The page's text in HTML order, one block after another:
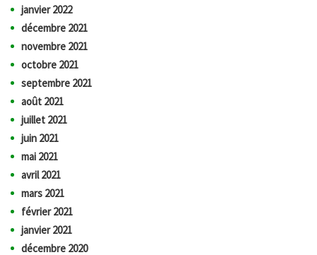
janvier 2022
décembre 2021
novembre 2021
octobre 2021
septembre 2021
août 2021
juillet 2021
juin 2021
mai 2021
avril 2021
mars 2021
février 2021
janvier 2021
décembre 2020